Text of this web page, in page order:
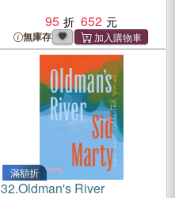
95
652
無庫存
滿額折
32.Oldman's River